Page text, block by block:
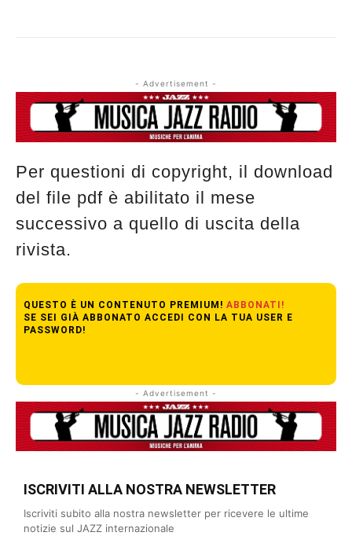
- Advertisement -
Per questioni di copyright, il download
del file pdf è abilitato il mese
successivo a quello di uscita della
rivista.
QUESTO È UN CONTENUTO PREMIUM! ABBONATI!
SE SEI GIÀ ABBONATO ACCEDI CON LA TUA USER E
PASSWORD!
- Advertisement -
ISCRIVITI ALLA NOSTRA NEWSLETTER
Iscriviti subito alla nostra newsletter per ricevere le ultime
notizie sul JAZZ internazionale